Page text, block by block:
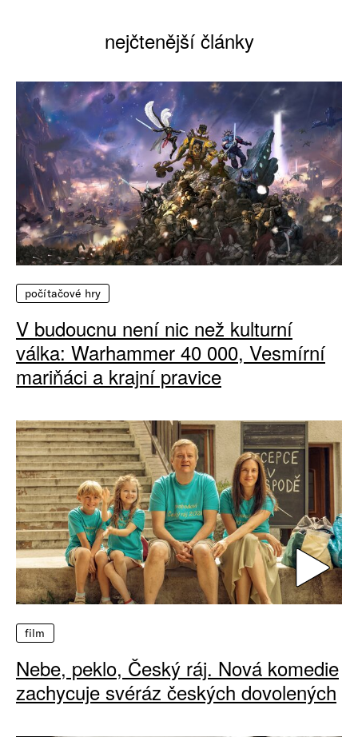
nejčtenější články
počítačové hry
V budoucnu není nic než kulturní
válka: Warhammer 40 000, Vesmírní
mariňáci a krajní pravice
film
Nebe, peklo, Český ráj. Nová komedie
zachycuje svéráz českých dovolených